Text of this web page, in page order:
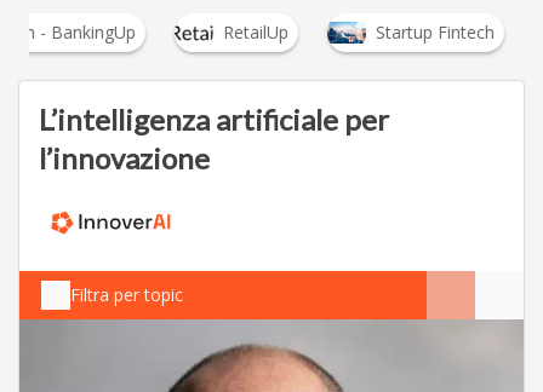
- BankingUp RetailUp Startup Fintech
L’intelligenza artificiale per
l’innovazione
Filtra per topic